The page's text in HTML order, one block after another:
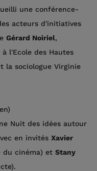
une conférence-
acteurs d'initiatives
Gérard Noiriel,
l'Ecole des Hautes
la sociologue Virginie
Nuit des idées autour
en invités Xavier
du cinéma) et Stany